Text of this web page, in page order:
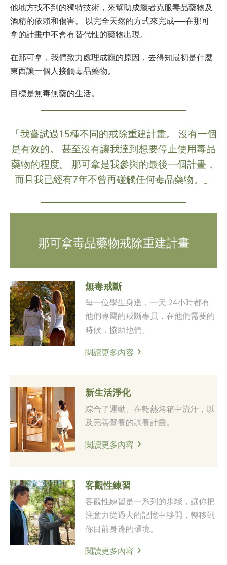
他地方找不到的獨特技術，來幫助成癮者克服毒品藥物及
酒精的依賴和傷害。 以完全天然的方式來完成──在那可
拿的計畫中不會有替代性的藥物出現。
在那可拿，我們致力處理成癮的原因 ，去得知最初是什麼
東西讓一個人接觸毒品藥物。
目標是無毒無藥的生活。
「我嘗試過15種不同的戒除重建計畫。 沒有一個
是有效的。 甚至沒有讓我達到想要停止使用毒品
藥物的程度。 那可拿是我參與的最後一個計畫，
而且我已經有7年不曾再碰觸任何毒品藥物。」
那可拿毒品藥物戒除重建計畫
無毒戒斷
每一位學生身邊，一天 24小時都有
他們專屬的戒斷專員，在他們需要的
時候，協助他們。
閱讀更多內容
新生活淨化
綜合了運動、在乾熱烤箱中流汗，以
及完善營養的調養計畫。
閱讀更多內容
客觀性練習
客觀性練習是一系列的步驟，讓你把
注意力從過去的記憶中移開，轉移到
你目前身邊的環境。
閱讀更多內容